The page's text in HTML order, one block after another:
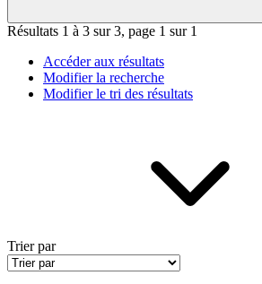
Résultats 1 à 3 sur 3, page 1 sur 1
Accéder aux résultats
Modifier la recherche
Modifier le tri des résultats
Trier par